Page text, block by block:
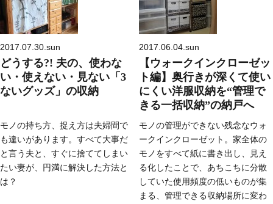
2017.07.30.sun
どうする?! 夫の、使わな
い・使えない・見ない「3
ないグッズ」の収納
モノの持ち方、捉え方は夫婦間で
も違いがあります。すべて大事だ
と言う夫と、すぐに捨ててしまい
たい妻が、円満に解決した方法と
は？
2017.06.04.sun
【ウォークインクローゼッ
ト編】奥行きが深くて使い
にくい洋服収納を“管理で
きる一括収納”の納戸へ
モノの管理ができない残念なウォ
ークインクローゼット。家全体の
モノをすべて紙に書き出し、見え
る化したことで、あちこちに分散
していた使用頻度の低いものが集
まる、管理できる収納場所に変わ